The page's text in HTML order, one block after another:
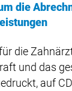
die
die
und das
auf